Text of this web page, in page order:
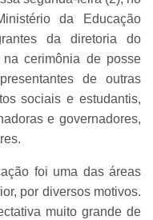
da Educação
da diretoria do
cerimônia de posse
de outras
sociais e estudantis,
e governadores,
foi uma das áreas
por diversos motivos.
muito grande de